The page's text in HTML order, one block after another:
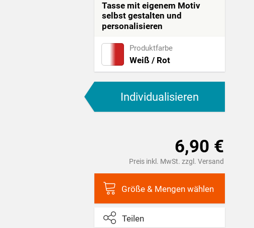
Tasse mit eigenem Motiv
selbst gestalten und
personalisieren
Produktfarbe
Weiß / Rot
Individualisieren
6,90 €
Preis inkl. MwSt. zzgl. Versand
Größe & Mengen wählen
Teilen